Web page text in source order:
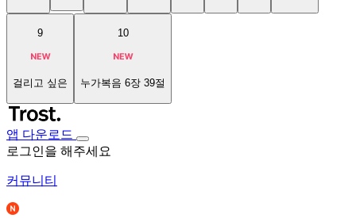
9
걸리고 싶은
10
누가복음 6장 39절
앱 다운로드
로그인을 해주세요
커뮤니티